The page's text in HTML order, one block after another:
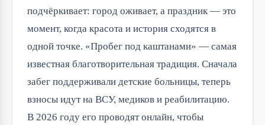
подчёркивает: город оживает, а праздник — это
момент, когда красота и история сходятся в
одной точке. «Пробег под каштанами» — самая
известная благотворительная традиция. Сначала
забег поддерживали детские больницы, теперь
взносы идут на ВСУ, медиков и реабилитацию.
В 2026 году его проводят онлайн, чтобы